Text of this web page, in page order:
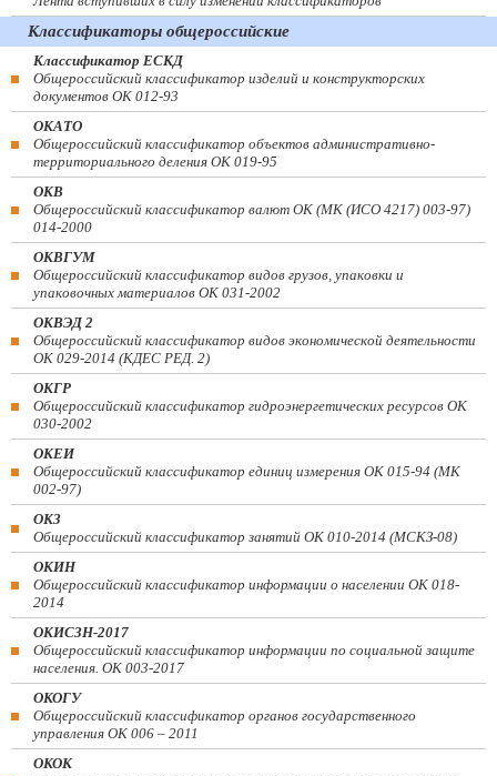
Классификаторы общероссийские
Классификатор ЕСКД
Общероссийский классификатор изделий и конструкторских
документов ОК 012-93
ОКАТО
Общероссийский классификатор объектов административно-
территориального деления ОК 019-95
ОКВ
Общероссийский классификатор валют ОК (МК (ИСО 4217) 003-97)
014-2000
ОКВГУМ
Общероссийский классификатор видов грузов, упаковки и
упаковочных материалов ОК 031-2002
ОКВЭД 2
Общероссийский классификатор видов экономической деятельности
ОК 029-2014 (КДЕС РЕД. 2)
ОКГР
Общероссийский классификатор гидроэнергетических ресурсов ОК
030-2002
ОКЕИ
Общероссийский классификатор единиц измерения ОК 015-94 (МК
002-97)
ОКЗ
Общероссийский классификатор занятий ОК 010-2014 (МСКЗ-08)
ОКИН
Общероссийский классификатор информации о населении ОК 018-
2014
ОКИСЗН-2017
Общероссийский классификатор информации по социальной защите
населения. ОК 003-2017
ОКОГУ
Общероссийский классификатор органов государственного
управления ОК 006 – 2011
ОКОК